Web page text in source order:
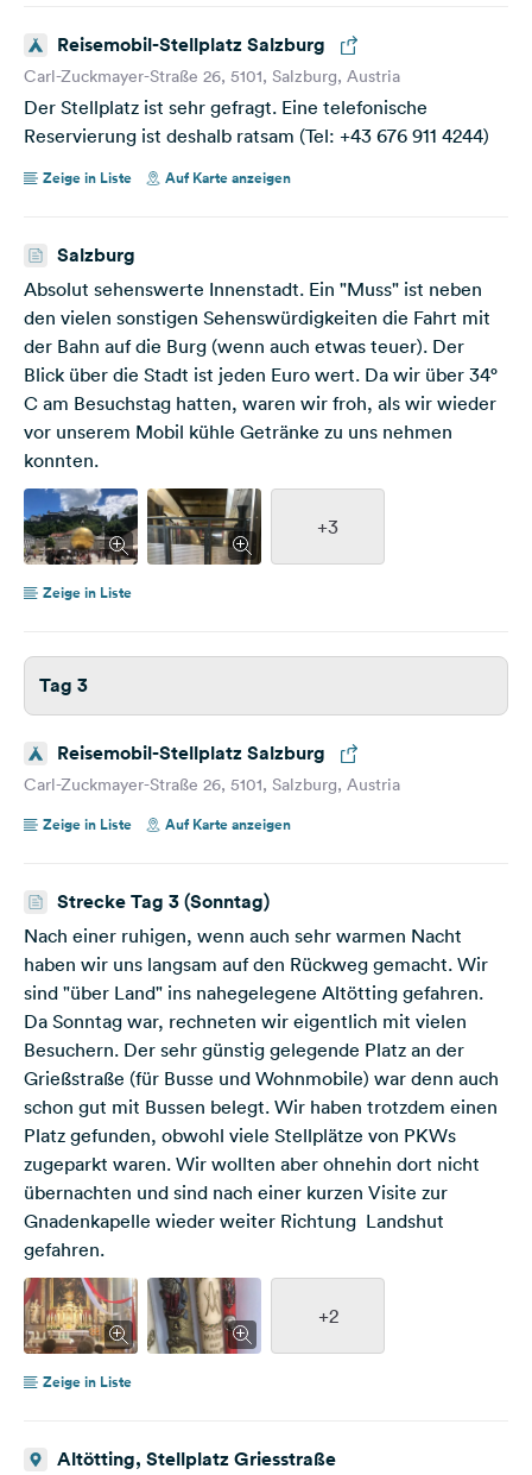
Reisemobil-Stellplatz Salzburg
Carl-Zuckmayer-Straße 26, 5101, Salzburg, Austria
Der Stellplatz ist sehr gefragt. Eine telefonische
Reservierung ist deshalb ratsam (Tel: +43 676 911 4244)
Zeige in Liste Auf Karte anzeigen
Salzburg
Absolut sehenswerte Innenstadt. Ein "Muss" ist neben
den vielen sonstigen Sehenswürdigkeiten die Fahrt mit
der Bahn auf die Burg (wenn auch etwas teuer). Der
Blick über die Stadt ist jeden Euro wert. Da wir über 34°
C am Besuchstag hatten, waren wir froh, als wir wieder
vor unserem Mobil kühle Getränke zu uns nehmen
konnten.
+3
Zeige in Liste
Tag 3
Reisemobil-Stellplatz Salzburg
Carl-Zuckmayer-Straße 26, 5101, Salzburg, Austria
Zeige in Liste
Auf Karte anzeigen
Strecke Tag 3 (Sonntag)
Nach einer ruhigen, wenn auch sehr warmen Nacht
haben wir uns langsam auf den Rückweg gemacht. Wir
sind "über Land" ins nahegelegene Altötting gefahren.
Da Sonntag war, rechneten wir eigentlich mit vielen
Besuchern. Der sehr günstig gelegende Platz an der
Grießstraße (für Busse und Wohnmobile) war denn auch
schon gut mit Bussen belegt. Wir haben trotzdem einen
Platz gefunden, obwohl viele Stellplätze von PKWs
zugeparkt waren. Wir wollten aber ohnehin dort nicht
übernachten und sind nach einer kurzen Visite zur
Gnadenkapelle wieder weiter Richtung Landshut
gefahren.
+2
Zeige in Liste
Altötting, Stellplatz Griesstraße